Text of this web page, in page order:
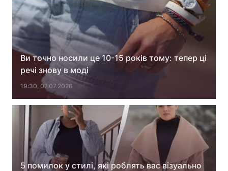
Ви точно носили це 10-15 років тому: тепер ці
речі знову в моді
19:30, 07.07.2026
5 помилок у стилі, які роблять вас візуально